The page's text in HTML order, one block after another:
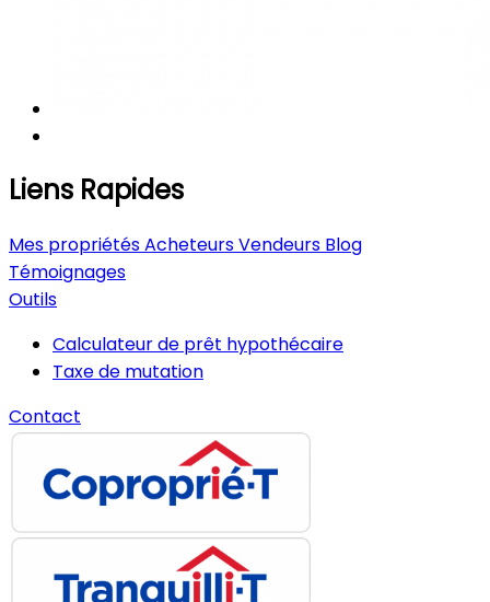
Liens Rapides
Mes propriétésAcheteursVendeurs Blog
Témoignages
Outils
Calculateur de prêt hypothécaire
Taxe de mutation
Contact